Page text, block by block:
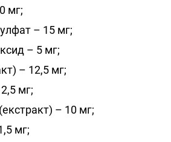
мг;
– 15 мг;
– 5 мг;
– 12,5 мг;
мг;
– 10 мг;
мг;